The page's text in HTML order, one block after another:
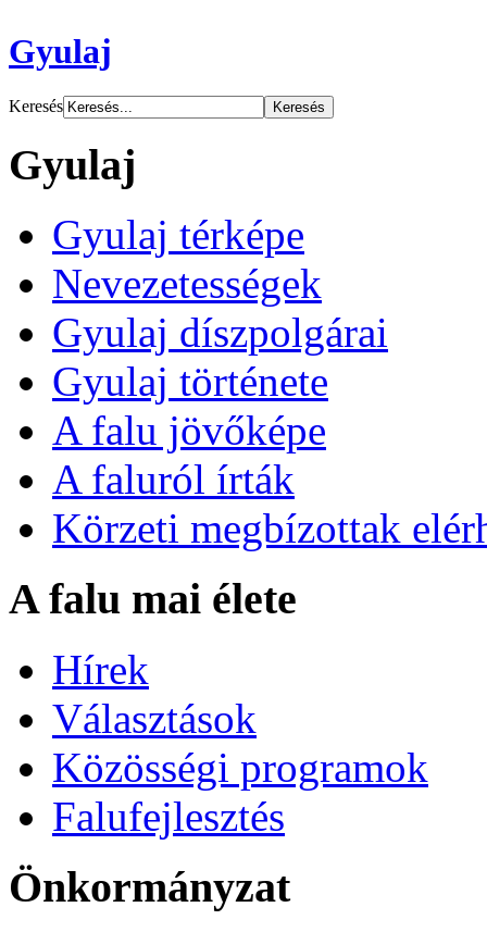
Gyulaj
Keresés
Gyulaj
Gyulaj térképe
Nevezetességek
Gyulaj díszpolgárai
Gyulaj története
A falu jövőképe
A faluról írták
Körzeti megbízottak
A falu mai élete
Hírek
Választások
Közösségi programok
Falufejlesztés
Önkormányzat